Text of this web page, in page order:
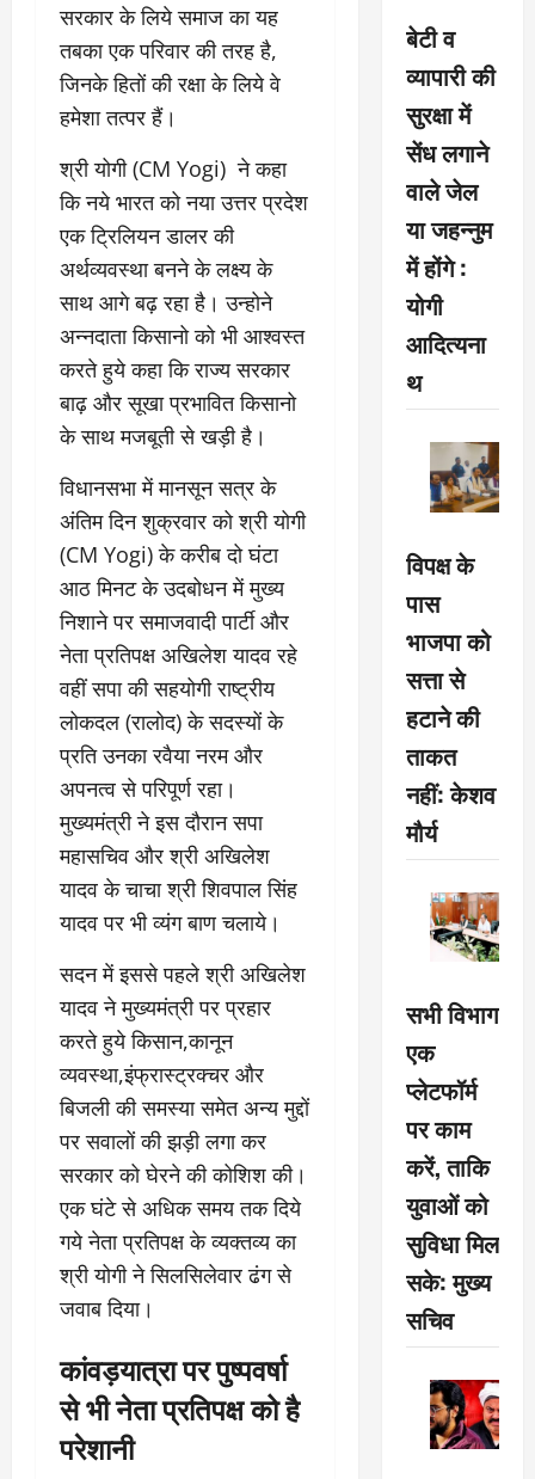
सरकार के लिये समाज का यह
तबका एक परिवार की तरह है,
जिनके हितों की रक्षा के लिये वे
हमेशा तत्पर हैं।
श्री योगी (CM Yogi) ने कहा
कि नये भारत को नया उत्तर प्रदेश
एक ट्रिलियन डालर की
अर्थव्यवस्था बनने के लक्ष्य के
साथ आगे बढ़ रहा है। उन्होने
अन्नदाता किसानो को भी आश्वस्त
करते हुये कहा कि राज्य सरकार
बाढ़ और सूखा प्रभावित किसानो
के साथ मजबूती से खड़ी है।
विधानसभा में मानसून सत्र के
अंतिम दिन शुक्रवार को श्री योगी
(CM Yogi) के करीब दो घंटा
आठ मिनट के उदबोधन में मुख्य
निशाने पर समाजवादी पार्टी और
नेता प्रतिपक्ष अखिलेश यादव रहे
वहीं सपा की सहयोगी राष्ट्रीय
लोकदल (रालोद) के सदस्यों के
प्रति उनका रवैया नरम और
अपनत्व से परिपूर्ण रहा।
मुख्यमंत्री ने इस दौरान सपा
महासचिव और श्री अखिलेश
यादव के चाचा श्री शिवपाल सिंह
यादव पर भी व्यंग बाण चलाये।
सदन में इससे पहले श्री अखिलेश
यादव ने मुख्यमंत्री पर प्रहार
करते हुये किसान,कानून
व्यवस्था,इंफ्रास्ट्रक्चर और
बिजली की समस्या समेत अन्य मुद्दों
पर सवालों की झड़ी लगा कर
सरकार को घेरने की कोशिश की।
एक घंटे से अधिक समय तक दिये
गये नेता प्रतिपक्ष के व्यक्तव्य का
श्री योगी ने सिलसिलेवार ढंग से
जवाब दिया।
कांवड़यात्रा पर पुष्पवर्षा
से भी नेता प्रतिपक्ष को है
परेशानी
बेटी व
व्यापारी की
सुरक्षा में
सेंध लगाने
वाले जेल
या जहन्नुम
में होंगे :
योगी
आदित्यना
थ
विपक्ष के
पास
भाजपा को
सत्ता से
हटाने की
ताकत
नहीं: केशव
मौर्य
सभी विभाग
एक
प्लेटफॉर्म
पर काम
करें, ताकि
युवाओं को
सुविधा मिल
सके: मुख्य
सचिव